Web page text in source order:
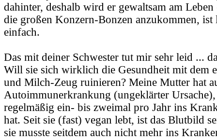
dahinter, deshalb wird er gewaltsam am
die großen Konzern-Bonzen anzukommen, ist
einfach.
Das mit deiner Schwester tut mir sehr leid ...
Will sie sich wirklich die Gesundheit mit dem
und Milch-Zeug ruinieren? Meine Mutter hat
Autoimmunerkrankung (ungeklärter
regelmäßig ein- bis zweimal pro Jahr ins
hat. Seit sie (fast) vegan lebt, ist das Blutbild
sie musste seitdem auch nicht mehr ins